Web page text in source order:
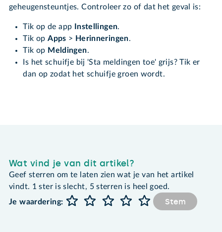
geheugensteuntjes. Controleer zo of dat het geval is:
Tik op de app Instellingen.
Tik opApps > Herinneringen.
Tik op Meldingen.
Is het schuifje bij 'Sta meldingen toe' grijs? Tik er
dan op zodat het schuifje groen wordt.
Wat vind je van dit artikel?
Geef sterren om te laten zien wat je van het artikel
vindt. 1 ster is slecht, 5 sterren is heel goed.
Je waardering:
Stem